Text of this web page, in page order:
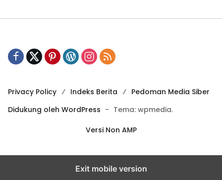
Privacy Policy Indeks Berita
Pedoman Media Siber
Didukung oleh WordPress - Tema: wpmedia.
Versi Non AMP
Exit mobile version